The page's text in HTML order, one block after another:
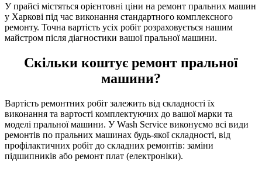
У прайсі містяться орієнтовні ціни на ремонт пральних машин
у Харкові під час виконання стандартного комплексного
ремонту. Точна вартість усіх робіт розраховується нашим
майстром після діагностики вашої пральної машини.
Скільки коштує ремонт пральної
машини?
Вартість ремонтних робіт залежить від складності їх
виконання та вартості комплектуючих до вашої марки та
моделі пральної машини. У Wash Service виконуємо всі види
ремонтів по пральних машинах будь-якої складності, від
профілактичних робіт до складних ремонтів: заміни
підшипників або ремонт плат (електроніки).